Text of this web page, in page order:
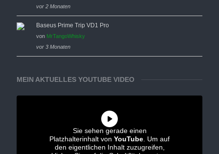
vor 2 Monaten
Baseus Prime Trip VD1 Pro
von MrTangoWhisky
vor 3 Monaten
MEIN AKTUELLES YOUTUBE VIDEO
Sie sehen gerade einen
Platzhalterinhalt von YouTube . Um auf
den eigentlichen Inhalt zuzugreifen,